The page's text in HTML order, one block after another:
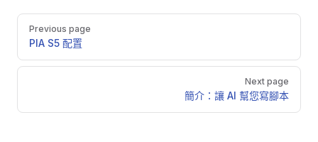
PagerPrevious page
PIA S5 配置
Next page
簡介：讓 AI 幫您寫腳本